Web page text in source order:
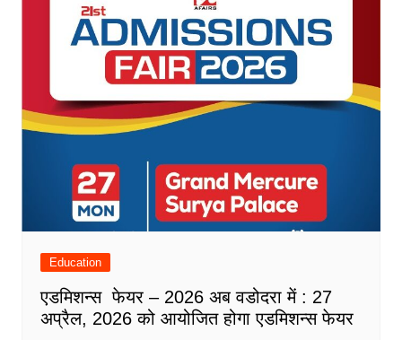
Education
एडमिशन्स फेयर – 2026 अब वडोदरा में : 27
अप्रैल, 2026 को आयोजित होगा एडमिशन्स फेयर